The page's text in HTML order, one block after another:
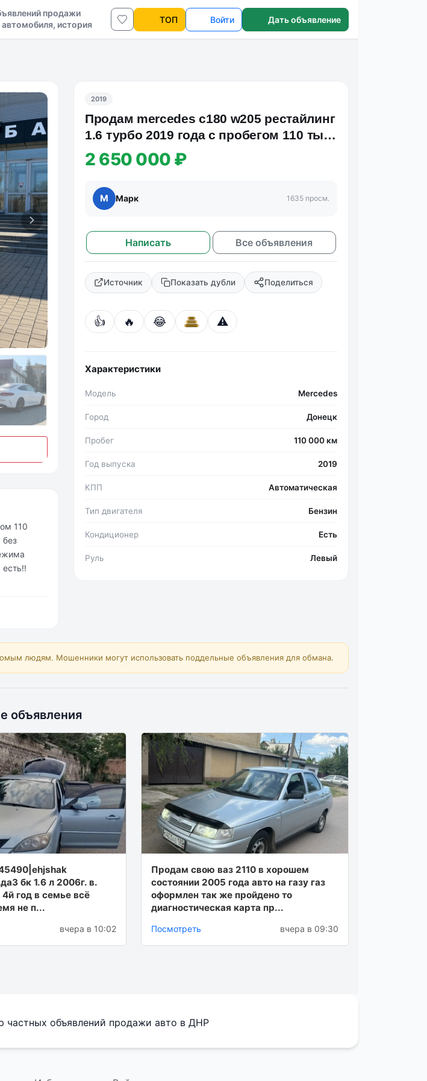
продажи
история
и ЛНР
ТОП Войти Дать объявление
Фото №2
2019
Продам mercedes c180 w205 рестайлинг
1.6 турбо 2019 года с пробегом 110 тыс.
Км. ,заводско…
2 650 000 ₽
М Марк 1635 просм.
Написать Все объявления
Источник Показать дубли Поделиться
👍 🔥 😂 ⚠️
Характеристики
Модель Mercedes
Город Донецк
Пробег 110 000 км
Год выпуска 2019
КПП Автоматическая
Тип двигателя Бензин
Кондиционер Есть
Руль Левый
110
без
людям. Мошенники могут использовать поддельные объявления для обмана.
объявления
бк 1.6 л 2006г. в.
гoд в семье всё
не п...
вчера в 10:02
Продам свою ваз 2110 в хорошем
состоянии 2005 года авто на газу газ
оформлен так же пройдено то
диагностическая карта пр...
Посмотреть вчера в 09:30
объявлений продажи авто в ДНР